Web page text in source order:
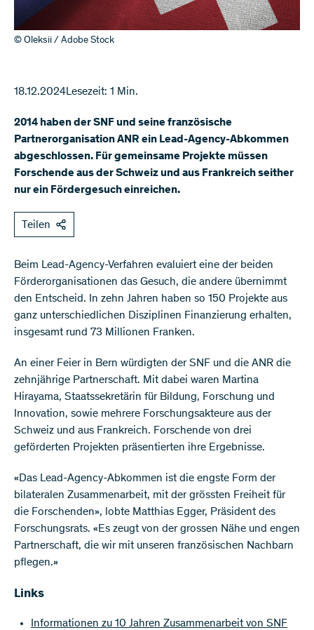
© Oleksii / Adobe Stock
18.12.2024Lesezeit: 1 Min.
2014 haben der SNF und seine französische
Partnerorganisation ANR ein Lead-Agency-Abkommen
abgeschlossen. Für gemeinsame Projekte müssen
Forschende aus der Schweiz und aus Frankreich seither
nur ein Fördergesuch einreichen.
Teilen
Beim Lead-Agency-Verfahren evaluiert eine der beiden
Förderorganisationen das Gesuch, die andere übernimmt
den Entscheid. In zehn Jahren haben so 150 Projekte aus
ganz unterschiedlichen Disziplinen Finanzierung erhalten,
insgesamt rund 73 Millionen Franken.
An einer Feier in Bern würdigten der SNF und die ANR die
zehnjährige Partnerschaft. Mit dabei waren Martina
Hirayama, Staatssekretärin für Bildung, Forschung und
Innovation, sowie mehrere Forschungsakteure aus der
Schweiz und aus Frankreich. Forschende von drei
geförderten Projekten präsentierten ihre Ergebnisse.
«Das Lead-Agency-Abkommen ist die engste Form der
bilateralen Zusammenarbeit, mit der grössten Freiheit für
die Forschenden», lobte Matthias Egger, Präsident des
Forschungsrats. «Es zeugt von der grossen Nähe und engen
Partnerschaft, die wir mit unseren französischen Nachbarn
pflegen.»
Links
Informationen zu 10 Jahren Zusammenarbeit von SNF